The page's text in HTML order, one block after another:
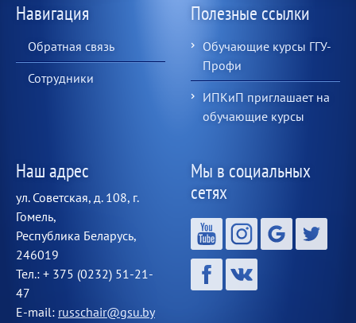
Навигация
Обратная связь
Сотрудники
Полезные ссылки
Обучающие курсы ГГУ-
Профи
ИПКиП приглашает на
обучающие курсы
Наш адрес
ул. Советская, д. 108, г.
Гомель,
Республика Беларусь,
246019
Тел.: + 375 (0232) 51-21-
47
E-mail: russchair@gsu.by
Мы в социальных
сетях